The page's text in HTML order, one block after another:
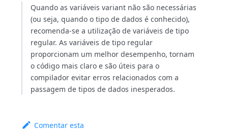
Quando as variáveis variant não são necessárias
(ou seja, quando o tipo de dados é conhecido),
recomenda-se a utilização de variáveis de tipo
regular. As variáveis de tipo regular
proporcionam um melhor desempenho, tornam
o código mais claro e são úteis para o
compilador evitar erros relacionados com a
passagem de tipos de dados inesperados.
Comentar esta